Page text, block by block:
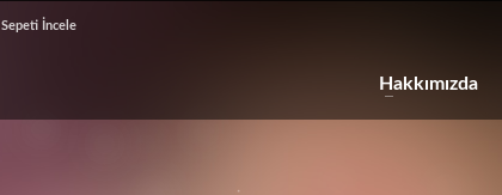
Sepeti İncele
Hakkımızda